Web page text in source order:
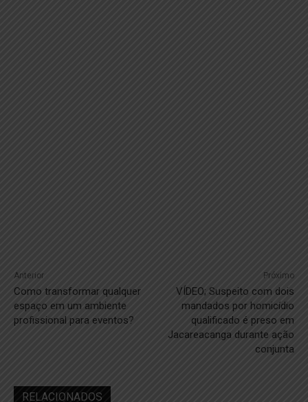
Anterior
Como transformar qualquer
espaço em um ambiente
profissional para eventos?
Próximo
VÍDEO; Suspeito com dois
mandados por homicídio
qualificado é preso em
Jacareacanga durante ação
conjunta
RELACIONADOS